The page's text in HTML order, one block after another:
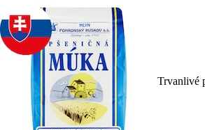
Trvanlivé